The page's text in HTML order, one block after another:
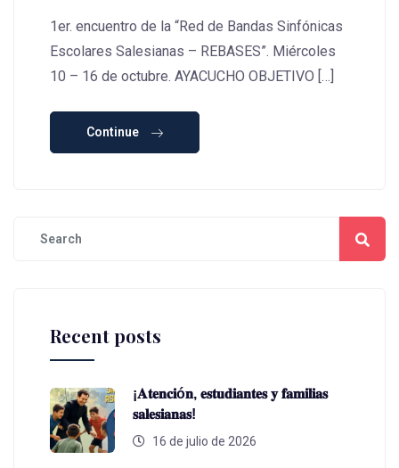
1er. encuentro de la “Red de Bandas Sinfónicas
Escolares Salesianas – REBASES”. Miércoles
10 – 16 de octubre. AYACUCHO OBJETIVO […]
Continue
Recent posts
¡𝐀𝐭𝐞𝐧𝐜𝐢ó𝐧, 𝐞𝐬𝐭𝐮𝐝𝐢𝐚𝐧𝐭𝐞𝐬 𝐲 𝐟𝐚𝐦𝐢𝐥𝐢𝐚𝐬
𝐬𝐚𝐥𝐞𝐬𝐢𝐚𝐧𝐚𝐬!
16 de julio de 2026